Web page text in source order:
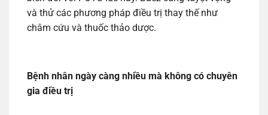
và thử các phương pháp điều trị thay thế như
châm cứu và thuốc thảo dược.
Bệnh nhân ngày càng nhiều mà không có chuyên
gia điều trị